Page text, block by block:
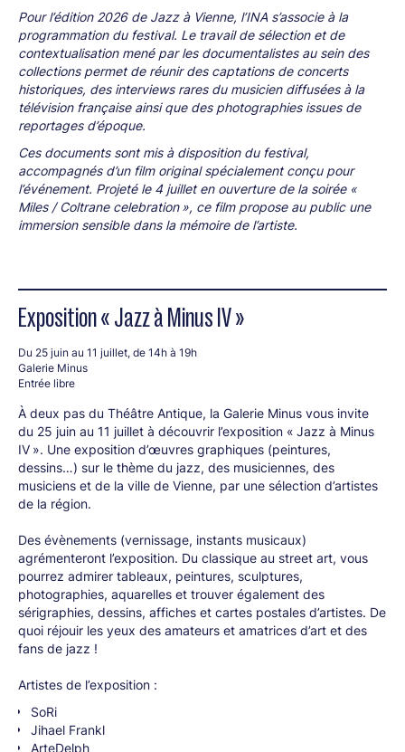
Pour l’édition 2026 de Jazz à Vienne, l’INA s’associe à la
programmation du festival. Le travail de sélection et de
contextualisation mené par les documentalistes au sein des
collections permet de réunir des captations de concerts
historiques, des interviews rares du musicien diffusées à la
télévision française ainsi que des photographies issues de
reportages d’époque.
Ces documents sont mis à disposition du festival,
accompagnés d’un film original spécialement conçu pour
l’événement. Projeté le 4 juillet en ouverture de la soirée «
Miles / Coltrane celebration », ce film propose au public une
immersion sensible dans la mémoire de l’artiste.
Exposition « Jazz à Minus IV »
Du 25 juin au 11 juillet, de 14h à 19h
Galerie Minus
Entrée libre
À deux pas du Théâtre Antique, la Galerie Minus vous invite
du 25 juin au 11 juillet à découvrir l’exposition « Jazz à Minus
IV ». Une exposition d’œuvres graphiques (peintures,
dessins…) sur le thème du jazz, des musiciennes, des
musiciens et de la ville de Vienne, par une sélection d’artistes
de la région.
Des évènements (vernissage, instants musicaux)
agrémenteront l’exposition. Du classique au street art, vous
pourrez admirer tableaux, peintures, sculptures,
photographies, aquarelles et trouver également des
sérigraphies, dessins, affiches et cartes postales d’artistes. De
quoi réjouir les yeux des amateurs et amatrices d’art et des
fans de jazz !
Artistes de l’exposition :
SoRi
Jihael Frankl
ArteDelph